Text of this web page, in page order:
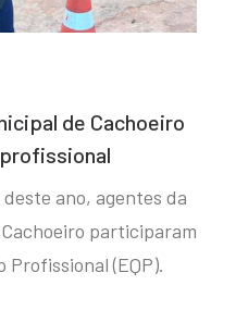
de Cachoeiro
ano, agentes da
participaram
Profissional (EQP).